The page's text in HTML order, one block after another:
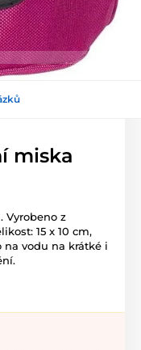
miska
Vyrobeno z
15 x 10 cm,
na vodu na krátké i